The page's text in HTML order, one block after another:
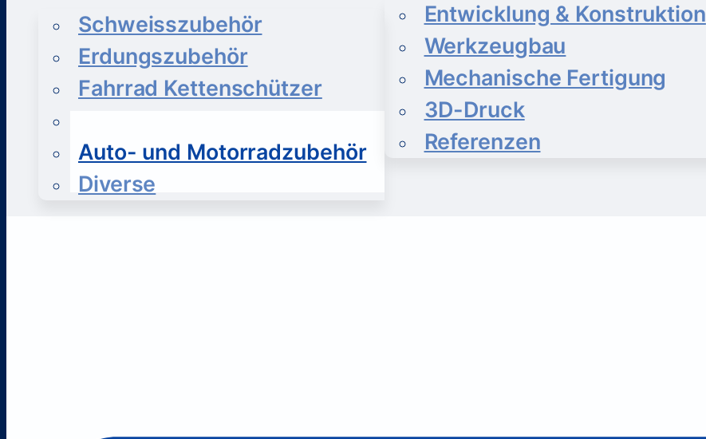
Schweisszubehör
Erdungszubehör
Fahrrad Kettenschützer
Auto- und Motorradzubehör
Diverse
Entwicklung & Konstruktion
Werkzeugbau
Mechanische Fertigung
3D-Druck
Referenzen